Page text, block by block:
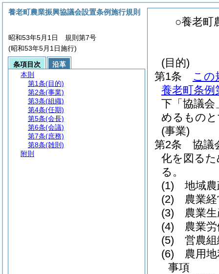
○養老町
(目的)
第1条
この
養老町条例
下「協議
めるもの
(事業)
第2条
協議
化を図る
る。
(1)
地域
(2)
農業
(3)
農業
(4)
農業
(5)
営農
(6)
農用
事項
養老町農業振興協議会設置条例施行規則
昭和53年5月1日 規則第7号
(昭和53年5月1日施行)
条項目次
沿革
本則
第1条(目的)
第2条(事業)
第3条(組織)
第4条(任期)
第5条(会長)
第6条(会議)
第7条(庶務)
第8条(雑則)
附則